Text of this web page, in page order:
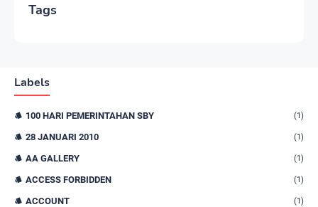
Tags
Labels
100 HARI PEMERINTAHAN SBY (1)
28 JANUARI 2010 (1)
AA GALLERY (1)
ACCESS FORBIDDEN (1)
ACCOUNT (1)